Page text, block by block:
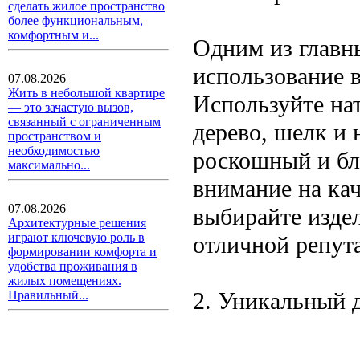
сделать жилое пространство
более функциональным,
комфортным и...
07.08.2026
Жить в небольшой квартире
— это зачастую вызов,
связанный с ограниченным
пространством и
необходимостью
максимально...
07.08.2026
Архитектурные решения
играют ключевую роль в
формировании комфорта и
удобства проживания в
жилых помещениях.
Правильный...
Одним из
использование
Используйте
дерево, шелк и
роскошный и
внимание на
выбирайте
отличной
2. Уникальный